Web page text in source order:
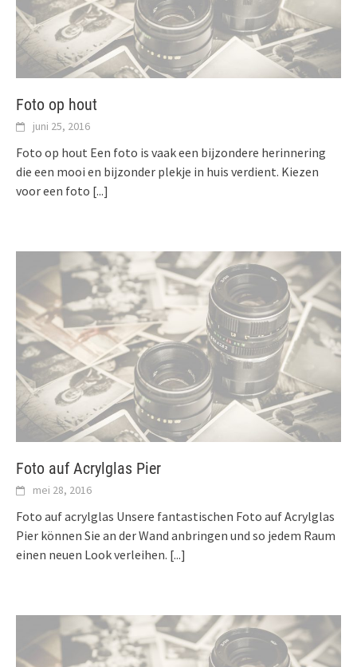
Foto op hout
juni 25, 2016
Foto op hout Een foto is vaak een bijzondere herinnering
die een mooi en bijzonder plekje in huis verdient. Kiezen
voor een foto [...]
Foto auf Acrylglas Pier
mei 28, 2016
Foto auf acrylglas Unsere fantastischen Foto auf Acrylglas
Pier können Sie an der Wand anbringen und so jedem Raum
einen neuen Look verleihen. [...]